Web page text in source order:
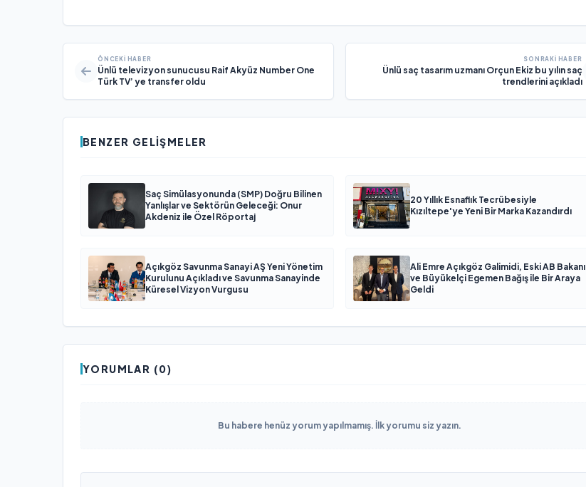
ÖNCEKI HABER
Ünlü televizyon sunucusu Raif Akyüz Number One
Türk TV’ ye transfer oldu
SONRAKI HABER
Ünlü saç tasarım uzmanı Orçun Ekiz bu yılın saç
trendlerini açıkladı
BENZER GELIŞMELER
Saç Simülasyonunda (SMP) Doğru Bilinen
Yanlışlar ve Sektörün Geleceği: Onur
Akdeniz ile Özel Röportaj
20 Yıllık Esnaflık Tecrübesiyle
Kızıltepe'ye Yeni Bir Marka Kazandırdı
Açıkgöz Savunma Sanayi AŞ Yeni Yönetim
Kurulunu Açıkladı ve Savunma Sanayinde
Küresel Vizyon Vurgusu
Ali Emre Açıkgöz Galimidi, Eski AB Bakanı
ve Büyükelçi Egemen Bağış ile Bir Araya
Geldi
YORUMLAR (0)
Bu habere henüz yorum yapılmamış. İlk yorumu siz yazın.